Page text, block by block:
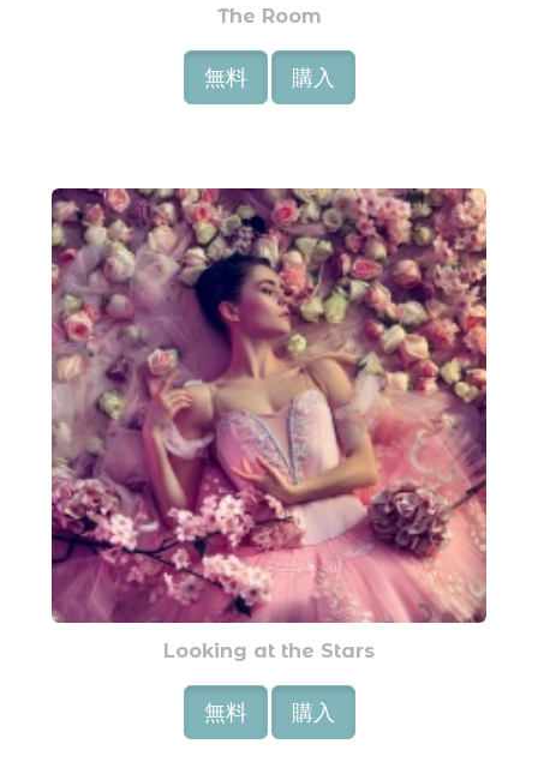
The Room
無料 購入
Looking at the Stars
無料 購入